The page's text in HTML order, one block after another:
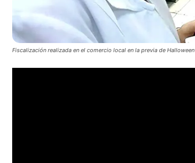
Fiscalización realizada en el comercio local en la previa de Halloween